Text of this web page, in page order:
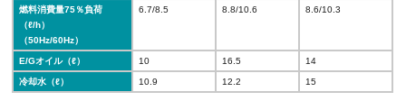
燃料消費量75％負荷
（ℓ/h）
（50Hz/60Hz）
6.7/8.5 8.8/10.6 8.6/10.3
E/Gオイル（ℓ） 10 16.5 14
冷却水（ℓ） 10.9 12.2 15